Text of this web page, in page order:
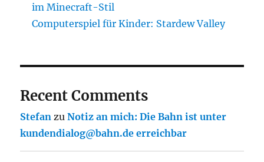
im Minecraft-Stil
Computerspiel für Kinder: Stardew Valley
Recent Comments
Stefan zuNotiz an mich: Die Bahn ist unter
kundendialog@bahn.de erreichbar